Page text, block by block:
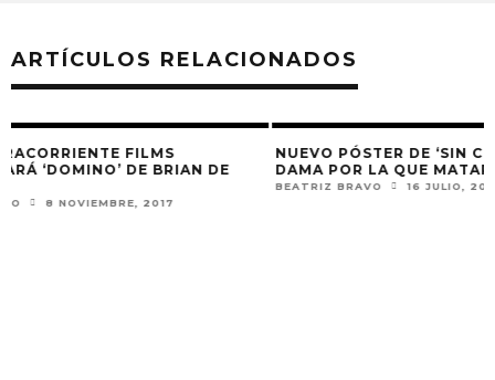
ARTÍCULOS RELACIONADOS
DE
NUEVO PÓSTER DE ‘SIN CITY: UNA
DAMA POR LA QUE MATAR’
16 JULIO, 2014